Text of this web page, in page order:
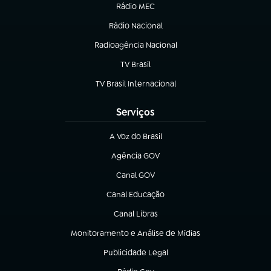
Rádio MEC
(abre em nova aba)
Rádio Nacional
Radioagência Nacional
(abre em nova aba)
TV Brasil
(abre em nova aba)
TV Brasil Internacional
(abre em nova aba)
Serviços
A Voz do Brasil
(abre em nova aba)
Agência GOV
(abre em nova aba)
Canal GOV
(abre em nova aba)
Canal Educação
(abre em nova aba)
Canal Libras
(abre em nova aba)
Monitoramento e Análise de Mídias
(abre em nova aba)
Publicidade Legal
(abre em nova aba)